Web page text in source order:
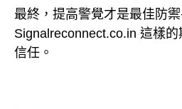
最終，提高警覺才是最佳防
Signalreconnect.co.in 這樣
信任。